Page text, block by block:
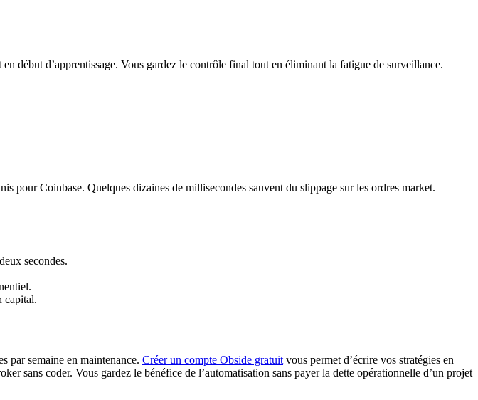
en début d’apprentissage. Vous gardez le contrôle final tout en éliminant la fatigue de surveillance.
pour Coinbase. Quelques dizaines de millisecondes sauvent du slippage sur les ordres market.
secondes.
capital.
par semaine en maintenance. Créer un compte Obside gratuit vous permet d’écrire vos stratégies en
sans coder. Vous gardez le bénéfice de l’automatisation sans payer la dette opérationnelle d’un projet